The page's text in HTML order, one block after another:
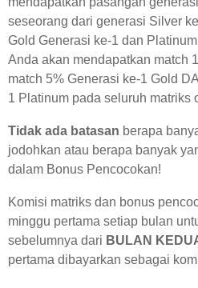
seseorang dari generasi Silver
Gold Generasi ke-1 dan
Anda akan mendapatkan match
match 5% Generasi ke-1 Gold
1 Platinum pada seluruh matriks
Tidak ada batasan berapa
jodohkan atau berapa banyak
dalam Bonus Pencocokan!
Komisi matriks dan bonus
minggu pertama setiap bulan
sebelumnya dari BULAN
pertama dibayarkan sebagai